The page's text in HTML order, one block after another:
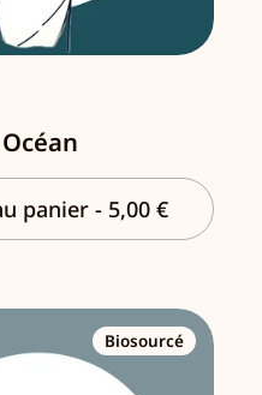
panier - 5,00 €
Biosourcé